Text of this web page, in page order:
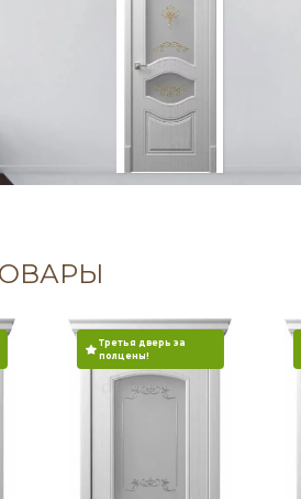
Третья дверь за
полцены!